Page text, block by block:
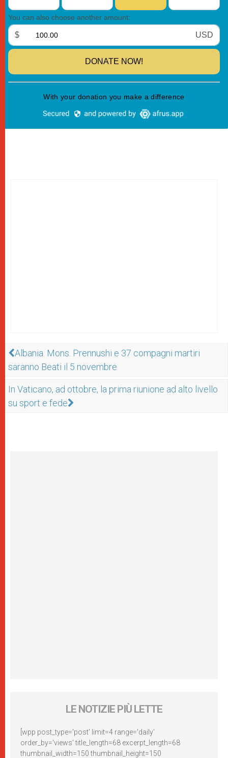
Albania. Mons. Prennushi e 37 compagni martiri
saranno Beati il 5 novembre
In Vaticano, ad ottobre, la prima riunione ad alto livello
su sport e fede
LE NOTIZIE PIÙ LETTE
[wpp post_type='post' limit=4 range='daily'
order_by='views' title_length=68 excerpt_length=68
thumbnail_width=150 thumbnail_height=150